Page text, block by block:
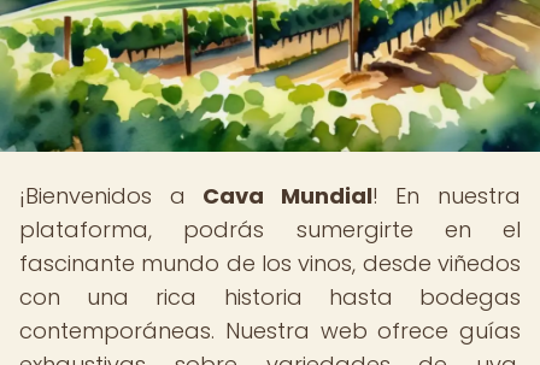
¡Bienvenidos a Cava Mundial! En nuestra
plataforma, podrás sumergirte en el
fascinante mundo de los vinos, desde viñedos
con una rica historia hasta bodegas
contemporáneas. Nuestra web ofrece guías